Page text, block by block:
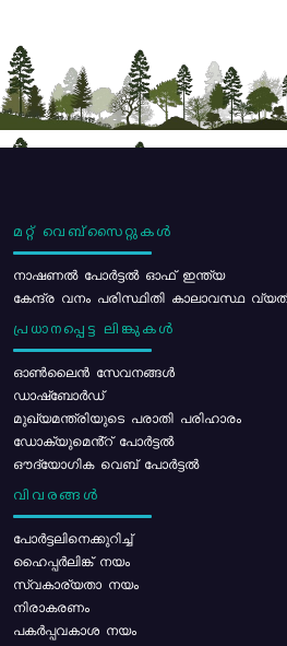
മറ്റ് വെബ്സൈറ്റുകൾ
നാഷണൽ പോർട്ടൽ ഓഫ് ഇന്ത്യ
കേന്ദ്ര വനം പരിസ്ഥിതി കാലാവസ്ഥ
പ്രധാനപ്പെട്ട ലിങ്കുകൾ
ഓൺലൈൻ സേവനങ്ങൾ
ഡാഷ്ബോർഡ്
മുഖ്യമന്ത്രിയുടെ പരാതി പരിഹാരം
ഡോക്യുമെൻ്റ് പോർട്ടൽ
ഔദ്യോഗിക വെബ് പോർട്ടൽ
വിവരങ്ങൾ
പോര്‍ട്ടലിനെക്കുറിച്ച്
ഹൈപ്പർലിങ്ക് നയം
സ്വകാര്യതാ നയം
നിരാകരണം
പകർപ്പവകാശ നയം